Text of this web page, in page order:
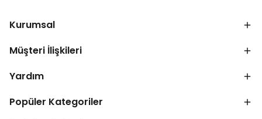
Kurumsal
Müşteri İlişkileri
Yardım
Popüler Kategoriler